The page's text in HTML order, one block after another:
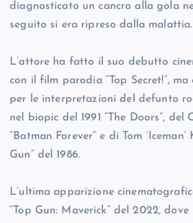
diagnosticato un cancro alla gola
seguito si era ripreso dalla malattia.
L’attore ha fatto il suo debutto
con il film parodia “Top Secret!”,
per le interpretazioni del defunto
nel biopic del 1991 “The Doors”, del
“Batman Forever” e di Tom ‘Iceman’
Gun” del 1986.
L’ultima apparizione
“Top Gun: Maverick” del 2022,